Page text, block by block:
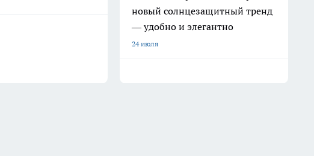
новый солнцезащитный тренд
— удобно и элегантно
24 июля